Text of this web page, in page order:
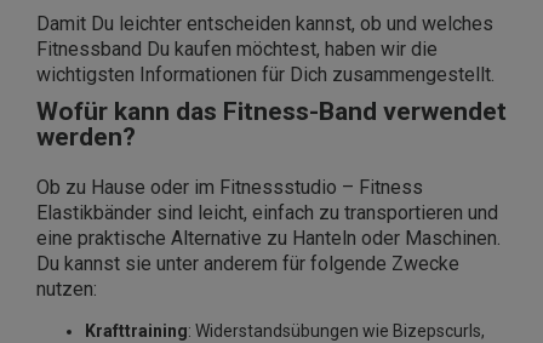
Damit Du leichter entscheiden kannst, ob und welches
Fitnessband Du kaufen möchtest, haben wir die
wichtigsten Informationen für Dich zusammengestellt.
Wofür kann das Fitness-Band verwendet
werden?
Ob zu Hause oder im Fitnessstudio – Fitness
Elastikbänder sind leicht, einfach zu transportieren und
eine praktische Alternative zu Hanteln oder Maschinen.
Du kannst sie unter anderem für folgende Zwecke
nutzen:
Krafttraining: Widerstandsübungen wie Bizepscurls,